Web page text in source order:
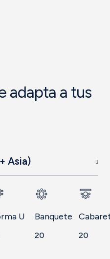
adapta a tus
Asia)
U Banquete
20 20